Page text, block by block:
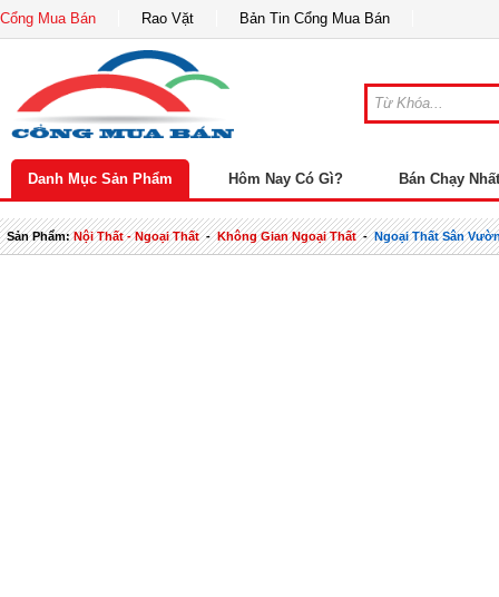
Cổng Mua Bán Rao Vặt Bản Tin Cổng Mua Bán
Danh Mục Sản Phẩm Hôm Nay Có Gì? Bán Chạy Nhất
Sản Phẩm:Nội Thất - Ngoại Thất-Không Gian Ngoại Thất-Ngoại Thất Sân